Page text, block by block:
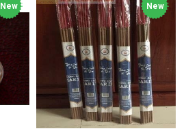
New New